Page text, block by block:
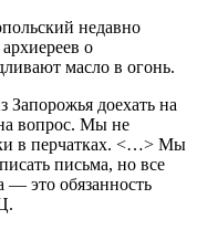
недавно
о
масло в огонь.
Запорожья доехать на
вопрос. Мы не
в перчатках. <…> Мы
письма, но все
— это обязанность